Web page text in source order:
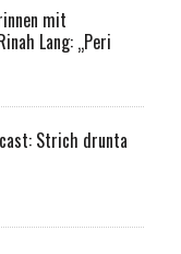
mit
Lang: „Peri
Strich drunta